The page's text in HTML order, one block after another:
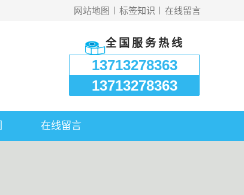
在线留言
标签知识
网站地图
全国服务热线
13713278363
13713278363
在线留言